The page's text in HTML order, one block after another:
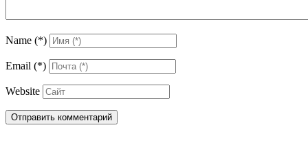
Name (*)
Email (*)
Website